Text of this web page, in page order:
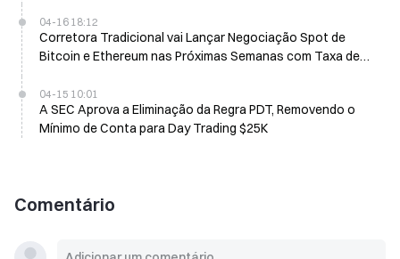
04-16 18:12
Corretora Tradicional vai Lançar Negociação Spot de
Bitcoin e Ethereum nas Próximas Semanas com Taxa de
04-15 10:01
A SEC Aprova a Eliminação da Regra PDT, Removendo o
Mínimo de Conta para Day Trading $25K
Comentário